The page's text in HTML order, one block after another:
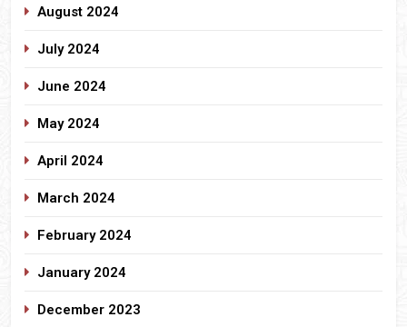
August 2024
July 2024
June 2024
May 2024
April 2024
March 2024
February 2024
January 2024
December 2023